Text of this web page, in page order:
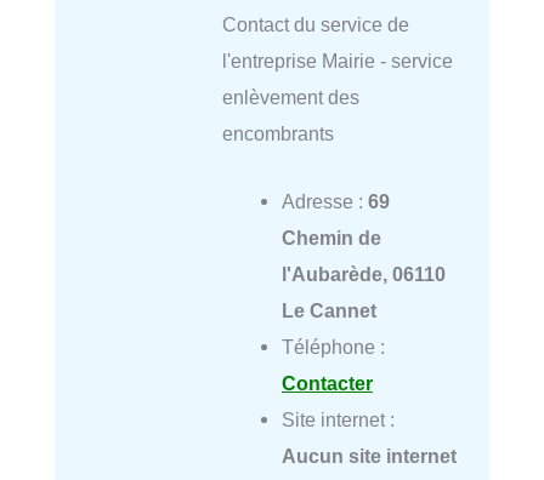
Contact du service de
l'entreprise Mairie - service
enlèvement des
encombrants
Adresse : 69
Chemin de
l'Aubarède, 06110
Le Cannet
Téléphone :
Contacter
Site internet :
Aucun site internet